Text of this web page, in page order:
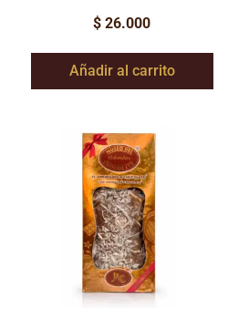
$ 26.000
Añadir al carrito